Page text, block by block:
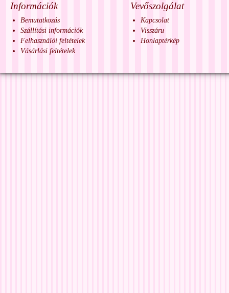
Információk
Bemutatkozás
Szállítási információk
Felhasználói feltételek
Vásárlási feltételek
Vevőszolgálat
Kapcsolat
Visszáru
Honlaptérkép